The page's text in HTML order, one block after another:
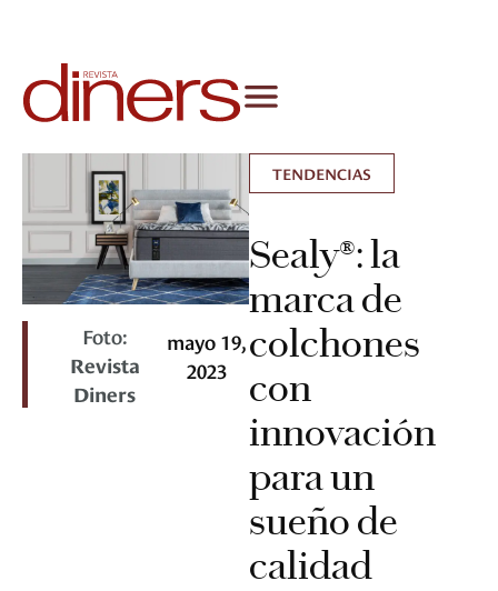
Foto:
Revista
Diners
mayo 19,
2023
TENDENCIAS
Sealy®: la
marca de
colchones
con
innovación
para un
sueño de
calidad